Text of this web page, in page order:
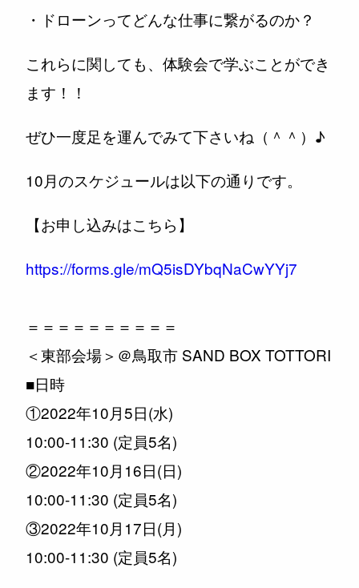
・ドローンってどんな仕事に繋がるのか？
これらに関しても、体験会で学ぶことができ
ます！！
ぜひ一度足を運んでみて下さいね（＾＾）♪
10月のスケジュールは以下の通りです。
【お申し込みはこちら】
https://forms.gle/mQ5isDYbqNaCwYYj7
＝＝＝＝＝＝＝＝＝＝
＜東部会場＞＠鳥取市 SAND BOX TOTTORI
■日時
①2022年10月5日(水)
10:00-11:30 (定員5名)
②2022年10月16日(日)
10:00-11:30 (定員5名)
③2022年10月17日(月)
10:00-11:30 (定員5名)